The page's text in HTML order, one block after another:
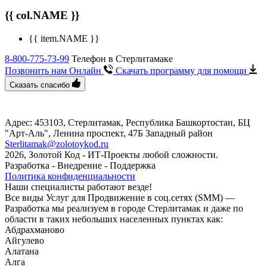
{{ col.NAME }}
{{ item.NAME }}
8-800-775-73-99 Телефон в Стерлитамаке
Позвонить нам Онлайн
Скачать программу для помощи
Сказать спасибо
Адрес: 453103, Стерлитамак, Республика Башкортостан, БЦ
"Арт-Аль", Ленина проспект, 47Б Западный район
Sterlitamak@zolotoykod.ru
2026, Золотой Код - ИТ-Проекты любой сложности.
Разработка - Внедрение - Поддержка
Политика конфиденциальности
Наши специалисты работают везде!
Все виды Услуг для Продвижение в соц.сетях (SMM) —
Разработка мы реализуем в городе Стерлитамак и даже по
области в таких небольших населенных пунктах как:
Абдрахманово
Айгулево
Алатана
Алга